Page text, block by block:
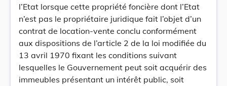
l’Etat lorsque cette propriété foncière dont l’Etat
n’est pas le propriétaire juridique fait l’objet d’un
contrat de location-vente conclu conformément
aux dispositions de l’article 2 de la loi modifiée du
13 avril 1970 fixant les conditions suivant
lesquelles le Gouvernement peut soit acquérir des
immeubles présentant un intérêt public, soit